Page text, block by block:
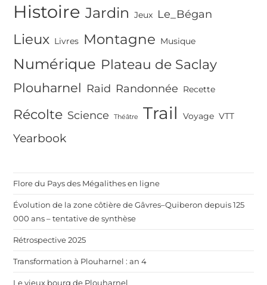
Histoire Jardin Jeux Le_Bégan
Lieux Livres Montagne Musique
Numérique Plateau de Saclay
Plouharnel Raid Randonnée Recette
Récolte Science Théâtre Trail Voyage VTT
Yearbook
Flore du Pays des Mégalithes en ligne
Évolution de la zone côtière de Gâvres–Quiberon depuis 125
000 ans – tentative de synthèse
Rétrospective 2025
Transformation à Plouharnel : an 4
Le vieux bourg de Plouharnel